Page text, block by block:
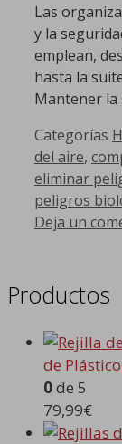
Las
y la
emplean,
hasta la
Mantener la
Categorías
del aire,
eliminar
peligros
Deja un
Productos
de
0de 5
79,99€